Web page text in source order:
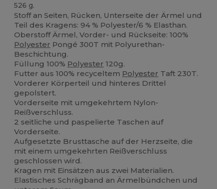
526 g.
Stoff an Seiten, Rücken, Unterseite der Ärmel und
Teil des Kragens: 94 % Polyester/6 % Elasthan.
Oberstoff Ärmel, Vorder- und Rückseite: 100%
Polyester Pongé 300T mit Polyurethan-
Beschichtung.
Füllung 100% Polyester 120g.
Futter aus 100% recyceltem Polyester Taft 230T.
Vorderer Körperteil und hinteres Drittel
gepolstert.
Vorderseite mit umgekehrtem Nylon-
Reißverschluss.
2 seitliche und paspelierte Taschen auf
Vorderseite.
Aufgesetzte Brusttasche auf der Herzseite, die
mit einem umgekehrten Reißverschluss
geschlossen wird.
Kragen mit Einsätzen aus zwei Materialien.
Elastisches Schrägband an Ärmelbündchen und